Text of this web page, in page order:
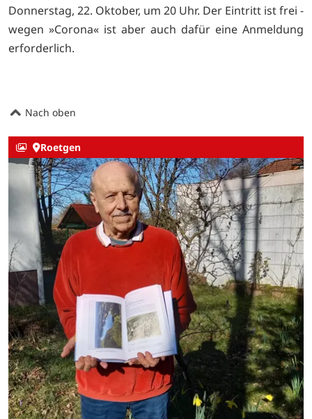
Donnerstag, 22. Oktober, um 20 Uhr. Der Eintritt ist frei -
wegen »Corona« ist aber auch dafür eine Anmeldung
erforderlich.
Nach oben
Roetgen